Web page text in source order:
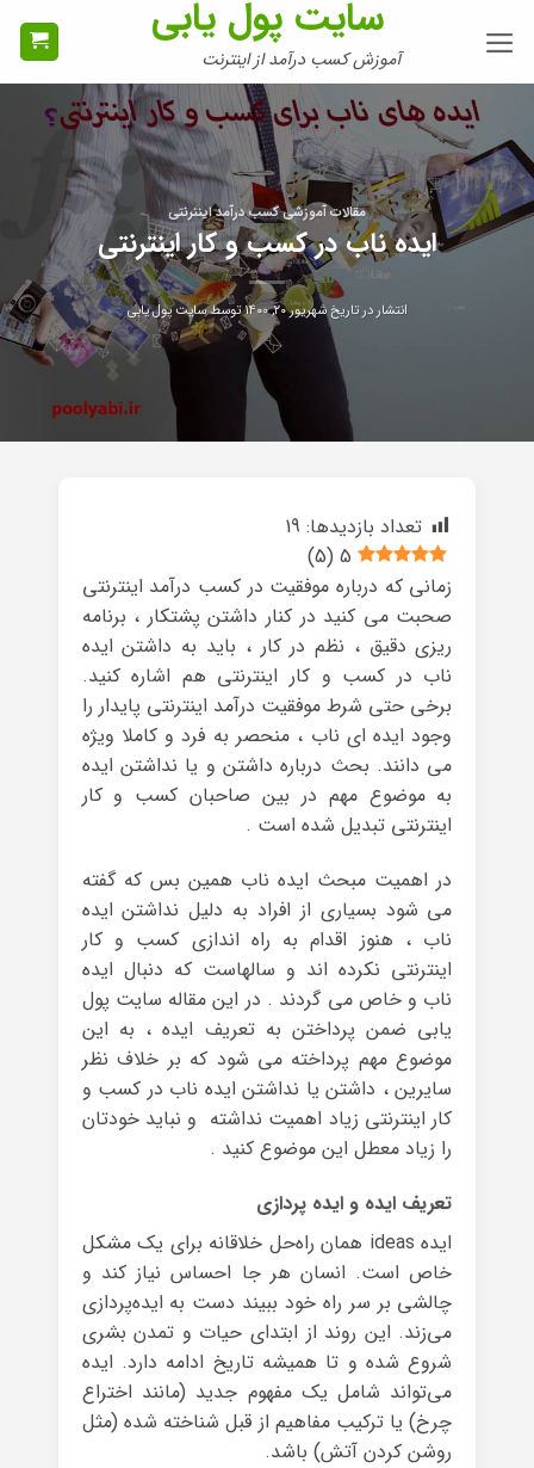
سایت پول یابی
آموزش کسب درآمد از اینترنت
مقالات آموزشی کسب درآمد اینترنتی
ایده ناب در کسب و کار اینترنتی
انتشار در تاریخشهریور ۲۰, ۱۴۰۰ توسطسایت پول یابی
تعداد بازدیدها: 19
5
(
5
)
زمانی که درباره موفقیت در کسب درآمد اینترنتی
صحبت می کنید در کنار داشتن پشتکار ، برنامه
ریزی دقیق ، نظم در کار ، باید به داشتن ایده
ناب در کسب و کار اینترنتی هم اشاره کنید.
برخی حتی شرط موفقیت درآمد اینترنتی پایدار را
وجود ایده ای ناب ، منحصر به فرد و کاملا ویژه
می دانند. بحث درباره داشتن و یا نداشتن ایده
به موضوع مهم در بین صاحبان کسب و کار
اینترنتی تبدیل شده است .
در اهمیت مبحث ایده ناب همین بس که گفته
می شود بسیاری از افراد به دلیل نداشتن ایده
ناب ، هنوز اقدام به راه اندازی کسب و کار
اینترنتی نکرده اند و سالهاست که دنبال ایده
ناب و خاص می گردند . در این مقاله سایت پول
یابی ضمن پرداختن به تعریف ایده ، به این
موضوع مهم پرداخته می شود که بر خلاف نظر
سایرین ، داشتن یا نداشتن ایده ناب در کسب و
کار اینترنتی زیاد اهمیت نداشته و نباید خودتان
را زیاد معطل این موضوع کنید .
تعریف ایده و ایده پردازی
ایده ideas همان راه‌حل خلاقانه برای یک مشکل
خاص است. انسان هر جا احساس نیاز کند و
چالشی بر سر راه خود ببیند دست به ایده‌پردازی
می‌زند. این روند از ابتدای حیات و تمدن بشری
شروع شده و تا همیشه تاریخ ادامه دارد. ایده
می‌تواند شامل یک مفهوم جدید (مانند اختراع
چرخ) یا ترکیب مفاهیم از قبل شناخته شده (مثل
روشن کردن آتش) باشد.